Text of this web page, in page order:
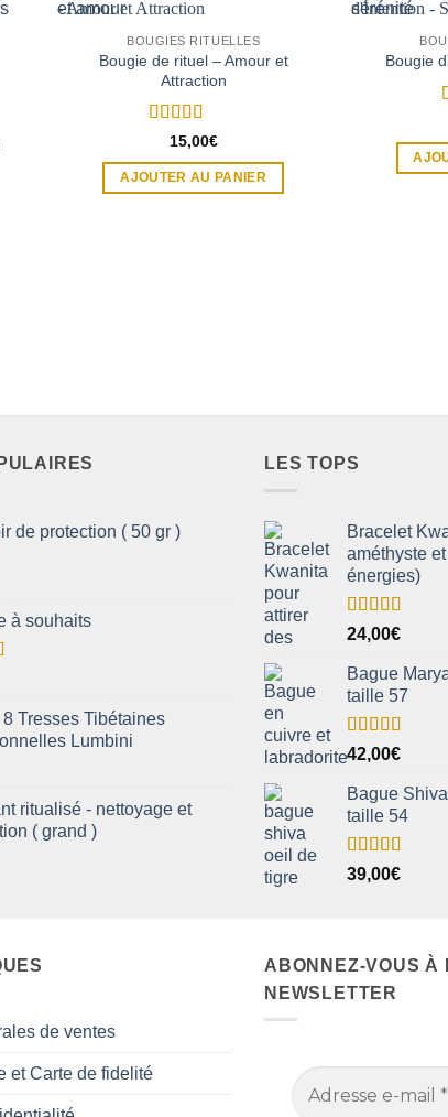
BOUGIES RITUELLES
Bougie de rituel – Amour et
Attraction
Note 5sur 5
15,00€
AJOUTER AU PANIER
Bougie
de protection ( 50 gr )
à souhaits
8 Tresses Tibétaines
Lumbini
ritualisé - nettoyage et
( grand )
LES TOPS
Bracelet
améthyste
énergies)
Note5.00
sur 5
24,00€
Bague
taille 57
Note5.00
sur 5
42,00€
Bague
taille 54
Note5.00
sur 5
39,00€
de ventes
et Carte de fidelité
ABONNEZ-VOUS À
NEWSLETTER